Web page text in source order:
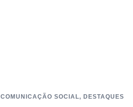
COMUNICAÇÃO SOCIAL, DESTAQUES